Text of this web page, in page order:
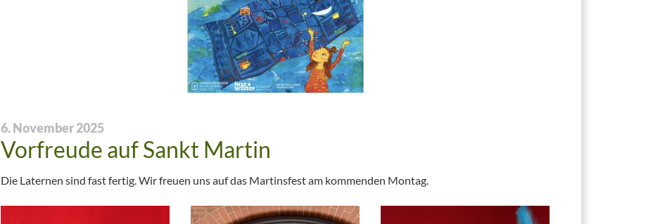
6. November 2025
Vorfreude auf Sankt Martin
Die Laternen sind fast fertig. Wir freuen uns auf das Martinsfest am kommenden Montag.